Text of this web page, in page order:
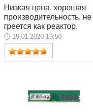
Низкая цена, хорошая
производительность, не
греется как реактор.
19.01.2020 19:50